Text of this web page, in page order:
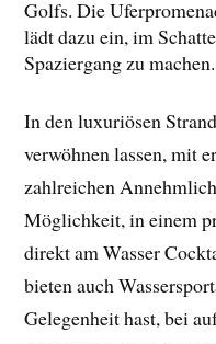
Golfs. Die
lädt dazu ein, im
Spaziergang zu machen.
In den luxuriösen
verwöhnen lassen, mit
zahlreichen
Möglichkeit, in einem
direkt am Wasser
bieten auch
Gelegenheit hast, bei